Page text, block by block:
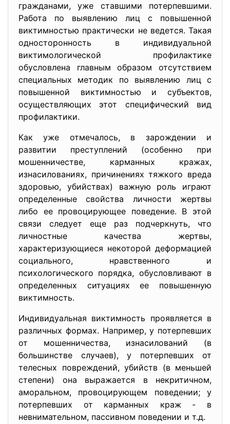
гражданами, уже ставшими потерпевшими.
Работа по выявлению лиц с повышенной
виктимностью практически не ведется. Такая
односторонность в индивидуальной
виктимологической профилактике
обусловлена главным образом отсутствием
специальных методик по выявлению лиц с
повышенной виктимностью и субъектов,
осуществляющих этот специфический вид
профилактики.
Как уже отмечалось, в зарождении и
развитии преступлений (особенно при
мошенничестве, карманных кражах,
изнасилованиях, причинениях тяжкого вреда
здоровью, убийствах) важную роль играют
определенные свойства личности жертвы
либо ее провоцирующее поведение. В этой
связи следует еще раз подчеркнуть, что
личностные качества жертвы,
характеризующиеся некоторой деформацией
социального, нравственного и
психологического порядка, обусловливают в
определенных ситуациях ее повышенную
виктимность.
Индивидуальная виктимность проявляется в
различных формах. Например, у потерпевших
от мошенничества, изнасилований (в
большинстве случаев), у потерпевших от
телесных повреждений, убийств (в меньшей
степени) она выражается в некритичном,
аморальном, провоцирующем поведении; у
потерпевших от карманных краж - в
невнимательном, пассивном поведении и т.д.